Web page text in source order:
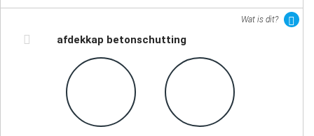
Wat is dit?
afdekkap betonschutting